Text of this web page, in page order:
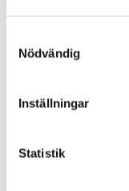
Nödvändig
Inställningar
Statistik
Kulturpunkten
Tipsa och dela